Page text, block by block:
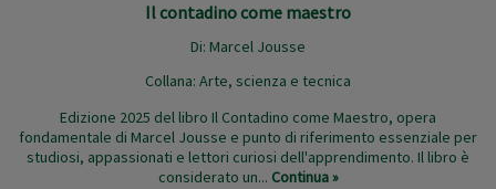
Il contadino come maestro
Di: Marcel Jousse
Collana: Arte, scienza e tecnica
Edizione 2025 del libro Il Contadino come Maestro, opera
fondamentale di Marcel Jousse e punto di riferimento essenziale per
studiosi, appassionati e lettori curiosi dell'apprendimento. Il libro è
considerato un... Continua »